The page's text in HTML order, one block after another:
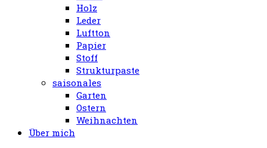
Holz
Leder
Luftton
Papier
Stoff
Strukturpaste
saisonales
Garten
Ostern
Weihnachten
Über mich